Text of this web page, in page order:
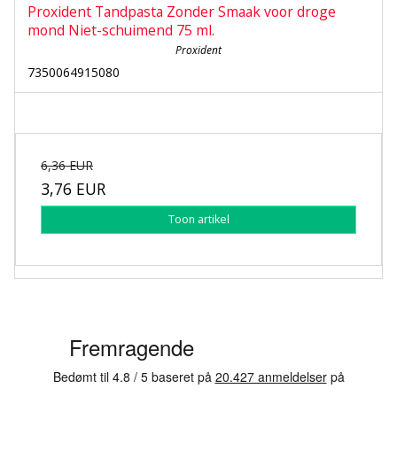
Proxident Tandpasta Zonder Smaak voor droge
mond Niet-schuimend 75 ml.
Proxident
7350064915080
6,36 EUR
3,76 EUR
Toon artikel